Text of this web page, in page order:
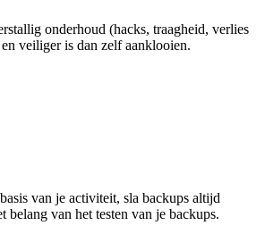
onderhoud (hacks, traagheid, verlies
veiliger is dan zelf aanklooien.
van je activiteit, sla backups altijd
van het testen van je backups.